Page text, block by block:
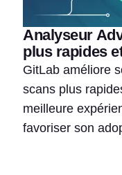
Analyseur
plus rapides
GitLab améliore
scans plus
meilleure
favoriser son